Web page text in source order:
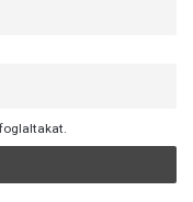
foglaltakat.